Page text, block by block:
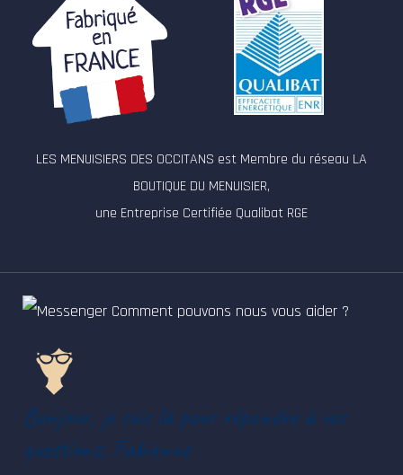
LES MENUISIERS DES OCCITANS est Membre du réseau LA
BOUTIQUE DU MENUISIER,
une Entreprise Certifiée Qualibat RGE
Comment pouvons nous vous aider ?
Bonjour, je suis là pour répondre à vos
questions, Fabienne